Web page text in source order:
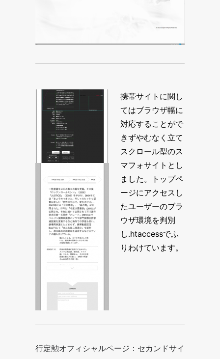
携帯サイトに関し
てはブラウザ幅に
対応することがで
きずやむなく立て
スクロール型のス
マフォサイトとし
ました。トップペ
ージにアクセスし
たユーザーのブラ
ウザ環境を判別
し.htaccessでふ
りわけています。
行定勲オフィシャルページ：セカンドサイ